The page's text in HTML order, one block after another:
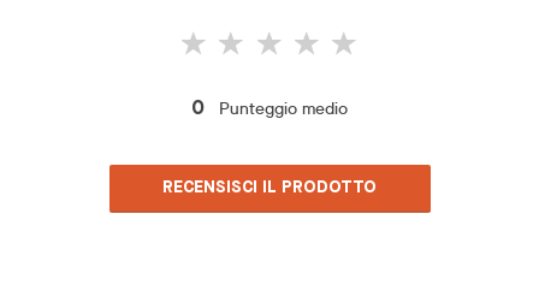
0 Punteggio medio
RECENSISCI IL PRODOTTO